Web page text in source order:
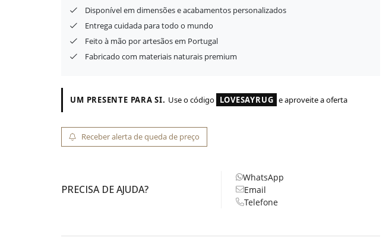
Disponível em dimensões e acabamentos personalizados
Entrega cuidada para todo o mundo
Feito à mão por artesãos em Portugal
Fabricado com materiais naturais premium
UM PRESENTE PARA SI. Use o código LOVESAYRUG e aproveite a oferta
Receber alerta de queda de preço
PRECISA DE AJUDA?
WhatsApp
Email
Telefone